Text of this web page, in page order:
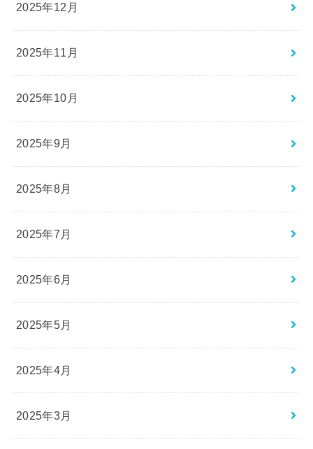
2025年12月
2025年11月
2025年10月
2025年9月
2025年8月
2025年7月
2025年6月
2025年5月
2025年4月
2025年3月